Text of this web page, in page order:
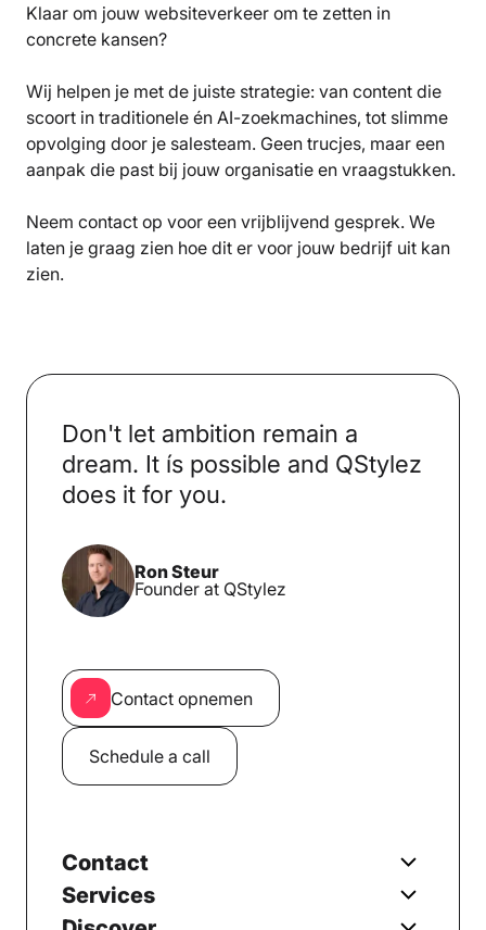
Klaar om jouw websiteverkeer om te zetten in
concrete kansen?
Wij helpen je met de juiste strategie: van content die
scoort in traditionele én AI-zoekmachines, tot slimme
opvolging door je salesteam. Geen trucjes, maar een
aanpak die past bij jouw organisatie en vraagstukken.
Neem contact op voor een vrijblijvend gesprek. We
laten je graag zien hoe dit er voor jouw bedrijf uit kan
zien.
Don't let ambition remain a
dream. It ís possible and QStylez
does it for you.
Ron Steur
Founder at QStylez
Contact opnemen
Schedule a call
Contact
Services